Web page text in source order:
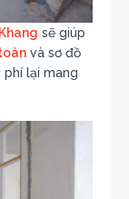
sẽ giúp
và sơ đồ
lại mang